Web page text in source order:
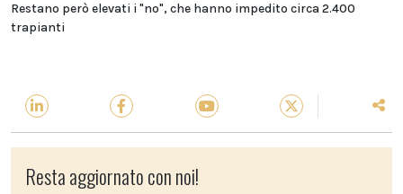
Restano però elevati i "no", che hanno impedito circa 2.400
trapianti
Resta aggiornato con noi!